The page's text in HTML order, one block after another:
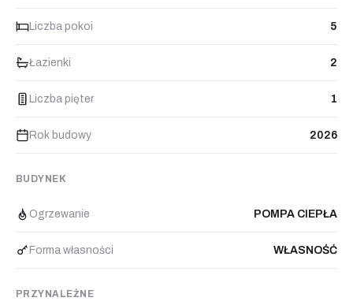
Liczba pokoi 5
Łazienki 2
Liczba pięter 1
Rok budowy 2026
BUDYNEK
Ogrzewanie POMPA CIEPŁA
Forma własności WŁASNOŚĆ
PRZYNALEŻNE